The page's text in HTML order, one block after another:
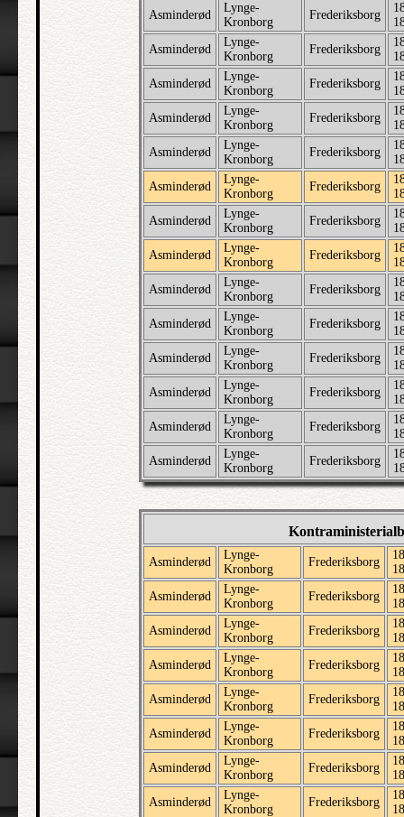
Asminderød
Lynge-
Kronborg
Frederiksborg
Asminderød
Lynge-
Kronborg
Frederiksborg
Asminderød
Lynge-
Kronborg
Frederiksborg
Asminderød
Lynge-
Kronborg
Frederiksborg
Asminderød
Lynge-
Kronborg
Frederiksborg
Asminderød
Lynge-
Kronborg
Frederiksborg
Asminderød
Lynge-
Kronborg
Frederiksborg
Asminderød
Lynge-
Kronborg
Frederiksborg
Asminderød
Lynge-
Kronborg
Frederiksborg
Asminderød
Lynge-
Kronborg
Frederiksborg
Asminderød
Lynge-
Kronborg
Frederiksborg
Asminderød
Lynge-
Kronborg
Frederiksborg
Asminderød
Lynge-
Kronborg
Frederiksborg
Asminderød
Lynge-
Kronborg
Frederiksborg
Asminderød
Lynge-
Kronborg
Frederiksborg
Asminderød
Lynge-
Kronborg
Frederiksborg
Asminderød
Lynge-
Kronborg
Frederiksborg
Asminderød
Lynge-
Kronborg
Frederiksborg
Asminderød
Lynge-
Kronborg
Frederiksborg
Asminderød
Lynge-
Kronborg
Frederiksborg
Asminderød
Lynge-
Kronborg
Frederiksborg
Asminderød
Lynge-
Kronborg
Frederiksborg